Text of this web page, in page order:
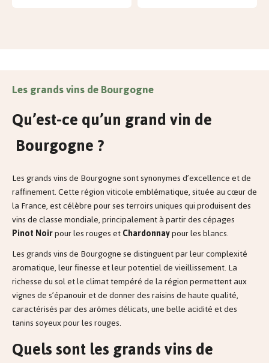
Les grands vins de Bourgogne
Qu’est-ce qu’un grand vin de
Bourgogne ?
Les grands vins de Bourgogne sont synonymes d’excellence et de
raffinement. Cette région viticole emblématique, située au cœur de
la France, est célèbre pour ses terroirs uniques qui produisent des
vins de classe mondiale, principalement à partir des cépages
Pinot Noirpour les rouges etChardonnaypour les blancs.
Les grands vins de Bourgogne se distinguent par leur complexité
aromatique, leur finesse et leur potentiel de vieillissement. La
richesse du sol et le climat tempéré de la région permettent aux
vignes de s’épanouir et de donner des raisins de haute qualité,
caractérisés par des arômes délicats, une belle acidité et des
tanins soyeux pour les rouges.
Quels sont les grands vins de